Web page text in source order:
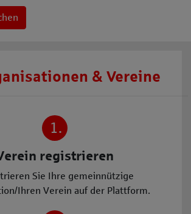
& Vereine
1.
registrieren
Sie Ihre gemeinnützige
Ihren Verein auf der Plattform.